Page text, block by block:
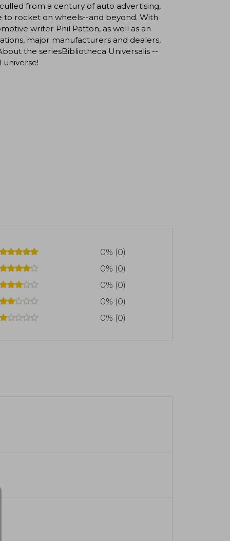
from a century of auto advertising,
rocket on wheels--and beyond. With
writer Phil Patton, as well as an
major manufacturers and dealers,
the seriesBibliotheca Universalis --
0% (0)
0% (0)
0% (0)
0% (0)
0% (0)